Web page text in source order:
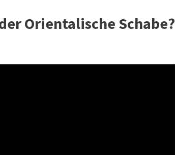
Orientalische Schabe?